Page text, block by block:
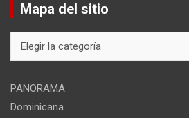
Mapa del sitio
del
PANORAMA
Dominicana